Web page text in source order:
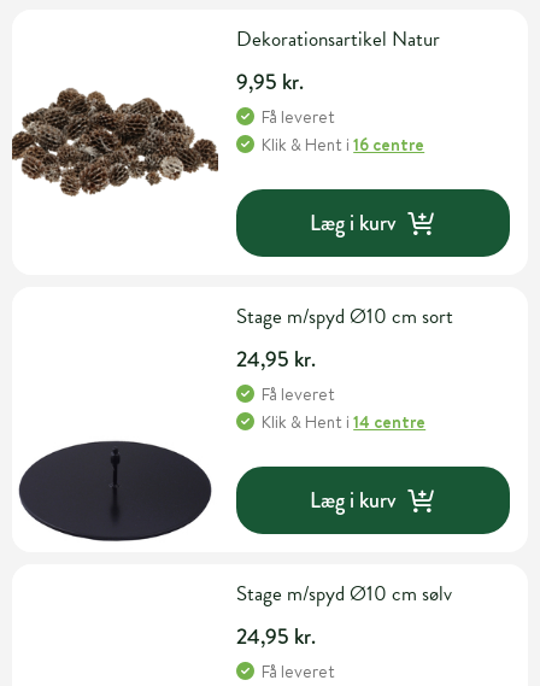
Dekorationsartikel Natur
9,95 kr.
Få leveret
Klik & Hent i16 centre
Læg i kurv
Stage m/spyd Ø10 cm sort
24,95 kr.
Få leveret
Klik & Hent i14 centre
Læg i kurv
Stage m/spyd Ø10 cm sølv
24,95 kr.
Få leveret